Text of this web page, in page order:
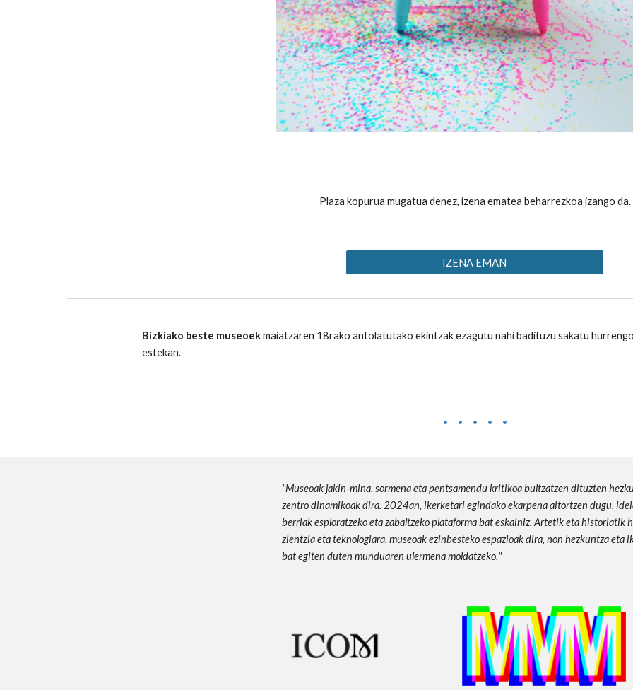
Plaza kopurua mugatua denez, izena ematea beharrezkoa izango da.
IZENA EMAN
Bizkiako beste museoekmaiatzaren 18rako antolatutako ekintzak ezagutu nahi badituzu sakatu
estekan.
· · · · ·
"Museoak jakin-mina, sormena eta pentsamendu kritikoa bultzatzen dituzten
zentro dinamikoak dira. 2024an, ikerketari egindako ekarpena aitortzen dugu,
berriak esploratzeko eta zabaltzeko plataforma bat eskainiz. Artetik eta historiatik
zientzia eta teknologiara, museoak ezinbesteko espazioak dira, non hezkuntza eta
bat egiten duten munduaren ulermena moldatzeko."